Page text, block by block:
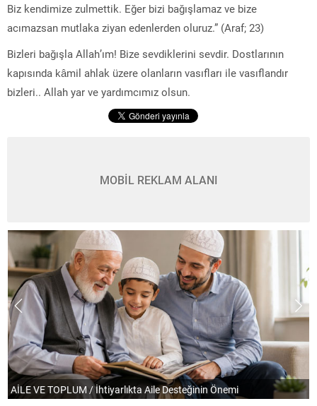
Biz kendimize zulmettik. Eğer bizi bağışlamaz ve bize
acımazsan mutlaka ziyan edenlerden oluruz.” (Araf; 23)
‎Bizleri bağışla Allah’ım! Bize sevdiklerini sevdir. Dostlarının
kapısında kâmil ahlak üzere ‎olanların vasıfları ile vasıflandır
bizleri.. Allah yar ve yardımcımız olsun. ‎
MOBİL REKLAM ALANI
AİLE VE TOPLUM / İhtiyarlıkta Aile Desteğinin Önemi